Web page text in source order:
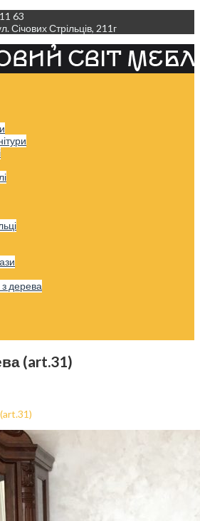
63
Січових Стрільців, 211г
з дерева
(art.31)